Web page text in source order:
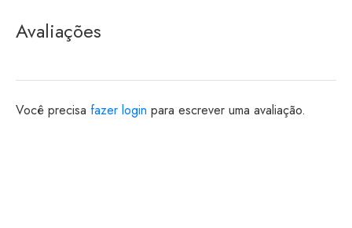
Avaliações
Você precisa fazer login para escrever uma avaliação.